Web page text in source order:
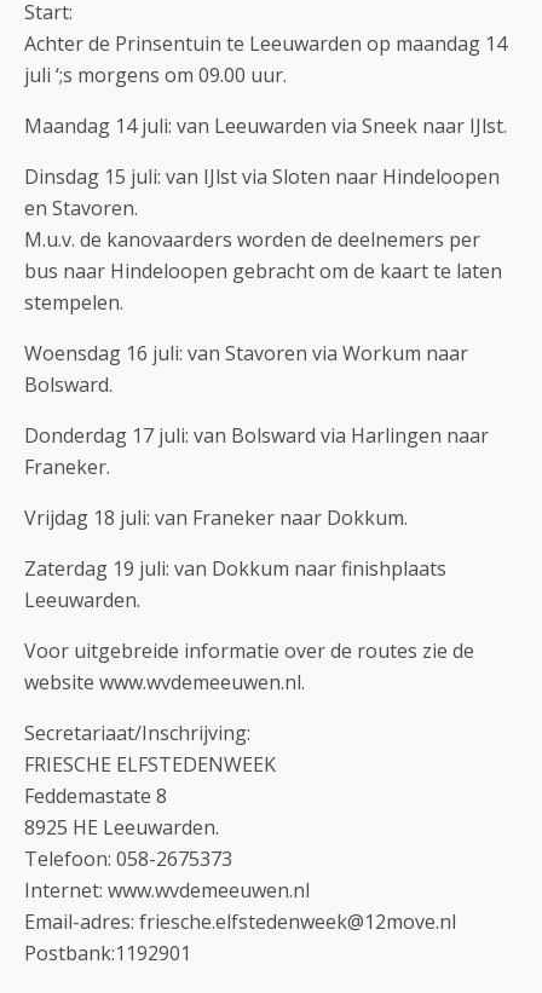
Start:
Achter de Prinsentuin te Leeuwarden op maandag 14
juli ‘;s morgens om 09.00 uur.
Maandag 14 juli: van Leeuwarden via Sneek naar IJlst.
Dinsdag 15 juli: van IJlst via Sloten naar Hindeloopen
en Stavoren.
M.u.v. de kanovaarders worden de deelnemers per
bus naar Hindeloopen gebracht om de kaart te laten
stempelen.
Woensdag 16 juli: van Stavoren via Workum naar
Bolsward.
Donderdag 17 juli: van Bolsward via Harlingen naar
Franeker.
Vrijdag 18 juli: van Franeker naar Dokkum.
Zaterdag 19 juli: van Dokkum naar finishplaats
Leeuwarden.
Voor uitgebreide informatie over de routes zie de
website www.wvdemeeuwen.nl.
Secretariaat/Inschrijving:
FRIESCHE ELFSTEDENWEEK
Feddemastate 8
8925 HE Leeuwarden.
Telefoon: 058-2675373
Internet: www.wvdemeeuwen.nl
Email-adres: friesche.elfstedenweek@12move.nl
Postbank:1192901